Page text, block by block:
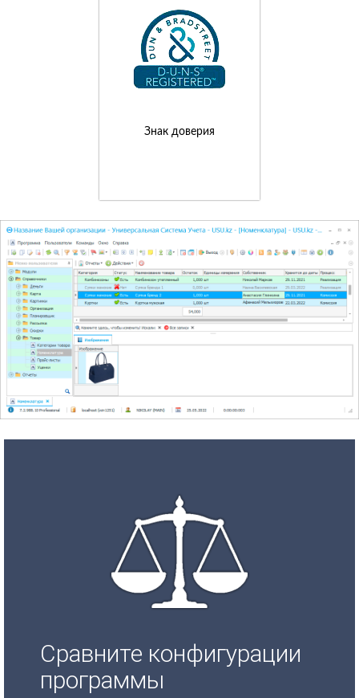
Знак доверия
Сравните конфигурации
программы